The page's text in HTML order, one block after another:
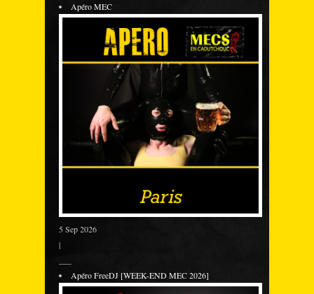
Apéro MEC
5 Sep 2026
|
Apéro FreeDJ [WEEK-END MEC 2026]